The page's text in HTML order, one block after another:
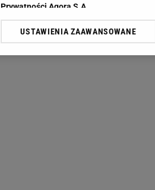
Prywatności Agora S.A.
Klikając „Akceptuję” wyrażasz też
Zaufanych Partnerów i Agora S.A. na
USTAWIENIA ZAAWANSOWANE